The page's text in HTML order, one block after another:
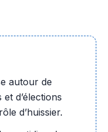
autour de
d’élections
d’huissier.